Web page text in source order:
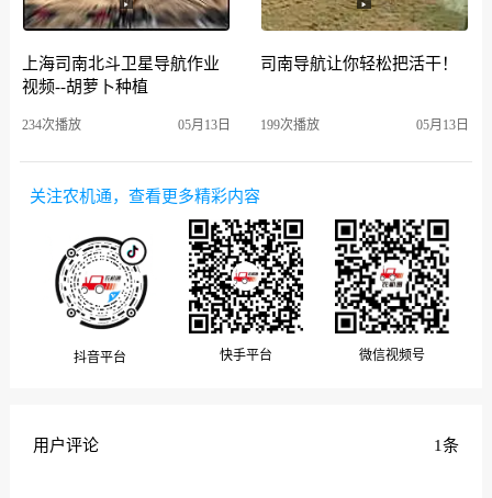
上海司南北斗卫星导航作业
视频--胡萝卜种植
234次播放 05月13日
司南导航让你轻松把活干！
199次播放 05月13日
关注农机通，查看更多精彩内容
抖音平台 快手平台 微信视频号
用户评论 1条